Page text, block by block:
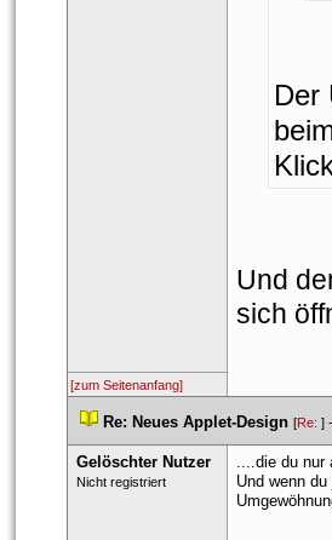
Der
Und
ich
[zum Seitenanfang]
Re: Neues Applet-Design [Re: ] -
Gelöschter Nutzer
Nicht registriert
....die du nur
Und wenn